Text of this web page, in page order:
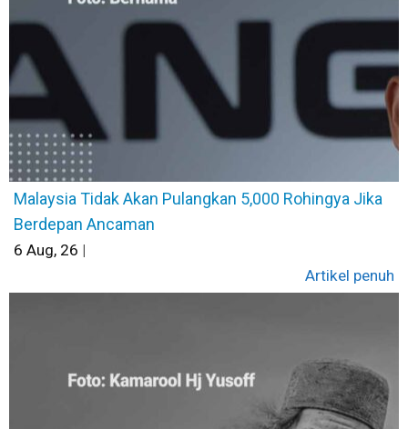
Malaysia Tidak Akan Pulangkan 5,000 Rohingya Jika
Berdepan Ancaman
6 Aug, 26 |
Artikel penuh